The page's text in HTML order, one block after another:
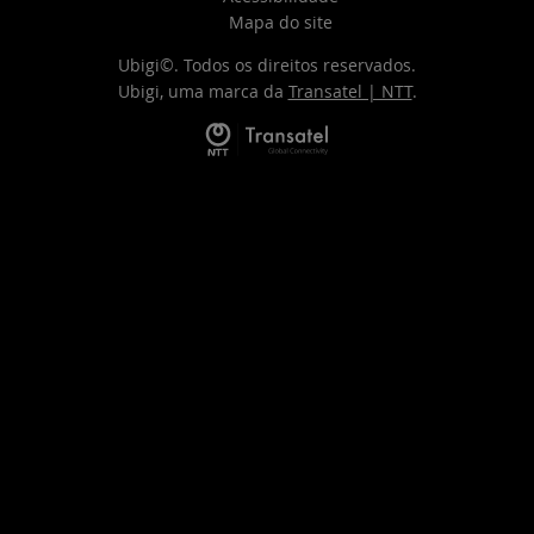
Mapa do site
Ubigi©. Todos os direitos reservados.
Ubigi, uma marca da Transatel | NTT.